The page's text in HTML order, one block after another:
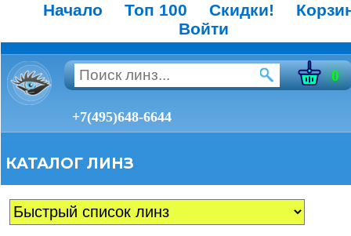
Начало Топ 100 Скидки!
Войти
0
+7(495)648-6644
КАТАЛОГ ЛИНЗ